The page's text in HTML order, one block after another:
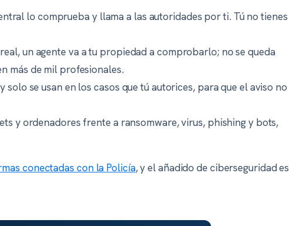
lo comprueba y llama a las autoridades por ti. Tú no tienes
un agente va a tu propiedad a comprobarlo; no se queda
más de mil profesionales.
solo se usan en los casos que tú autorices, para que el aviso no
y ordenadores frente a ransomware, virus, phishing y bots,
conectadas con la Policía, y el añadido de ciberseguridad es